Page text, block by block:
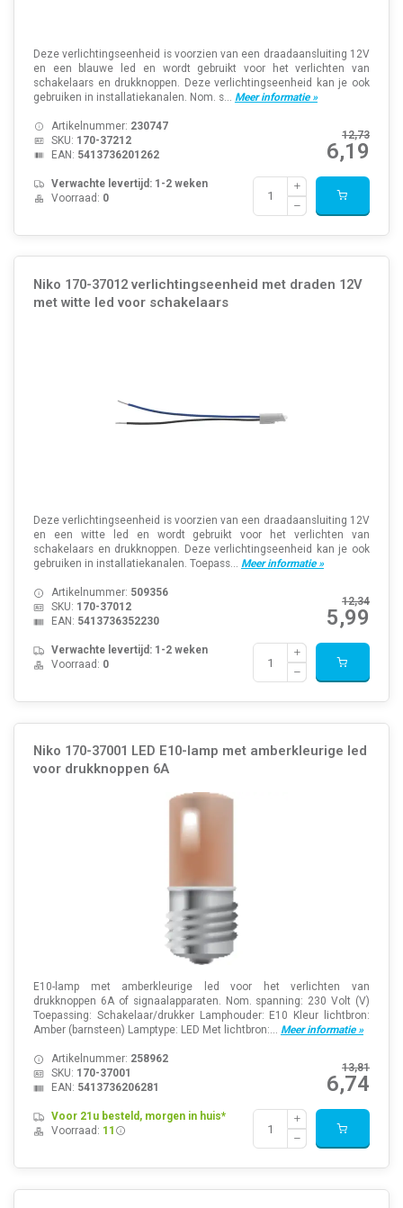
Deze verlichtingseenheid is voorzien van een draadaansluiting 12V
en een blauwe led en wordt gebruikt voor het verlichten van
schakelaars en drukknoppen. Deze verlichtingseenheid kan je ook
gebruiken in installatiekanalen. Nom. s... Meer informatie »
12,73
6,19
Artikelnummer: 230747
SKU: 170-37212
EAN: 5413736201262
Verwachte levertijd: 1-2 weken
Voorraad: 0
Niko 170-37012 verlichtingseenheid met draden 12V
met witte led voor schakelaars
Deze verlichtingseenheid is voorzien van een draadaansluiting 12V
en een witte led en wordt gebruikt voor het verlichten van
schakelaars en drukknoppen. Deze verlichtingseenheid kan je ook
gebruiken in installatiekanalen. Toepass... Meer informatie »
12,34
5,99
Artikelnummer: 509356
SKU: 170-37012
EAN: 5413736352230
Verwachte levertijd: 1-2 weken
Voorraad: 0
Niko 170-37001 LED E10-lamp met amberkleurige led
voor drukknoppen 6A
E10-lamp met amberkleurige led voor het verlichten van
drukknoppen 6A of signaalapparaten. Nom. spanning: 230 Volt (V)
Toepassing: Schakelaar/drukker Lamphouder: E10 Kleur lichtbron:
Amber (barnsteen) Lamptype: LED Met lichtbron:... Meer informatie »
13,81
6,74
Artikelnummer: 258962
SKU: 170-37001
EAN: 5413736206281
Voor 21u besteld, morgen in huis*
Voorraad: 11